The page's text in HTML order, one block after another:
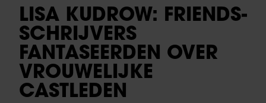
LISA KUDROW: FRIENDS-
SCHRIJVERS
FANTASEERDEN OVER
VROUWELIJKE
CASTLEDEN